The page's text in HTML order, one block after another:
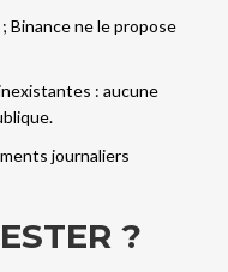
Binance ne le propose
: aucune
journaliers
?